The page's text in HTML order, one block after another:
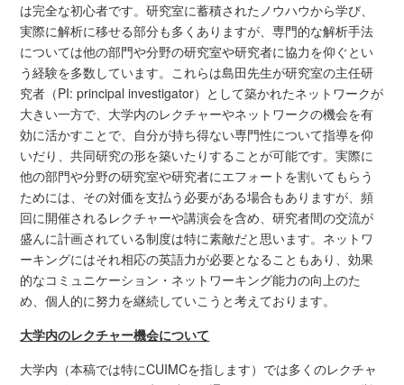
は完全な初心者です。研究室に蓄積されたノウハウから学び、
実際に解析に移せる部分も多くありますが、専門的な解析手法
については他の部門や分野の研究室や研究者に協力を仰ぐとい
う経験を多数しています。これらは島田先生が研究室の主任研
究者（PI: principal investigator）として築かれたネットワークが
大きい一方で、大学内のレクチャーやネットワークの機会を有
効に活かすことで、自分が持ち得ない専門性について指導を仰
いだり、共同研究の形を築いたりすることが可能です。実際に
他の部門や分野の研究室や研究者にエフォートを割いてもらう
ためには、その対価を支払う必要がある場合もありますが、頻
回に開催されるレクチャーや講演会を含め、研究者間の交流が
盛んに計画されている制度は特に素敵だと思います。ネットワ
ーキングにはそれ相応の英語力が必要となることもあり、効果
的なコミュニケーション・ネットワーキング能力の向上のた
め、個人的に努力を継続していこうと考えております。
大学内のレクチャー機会について
大学内（本稿では特にCUIMCを指します）では多くのレクチャ